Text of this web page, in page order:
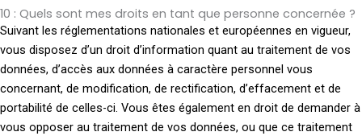
10 : Quels sont mes droits en tant que personne concernée ?
Suivant les réglementations nationales et européennes en vigueur,
vous disposez d’un droit d’information quant au traitement de vos
données, d’accès aux données à caractère personnel vous
concernant, de modification, de rectification, d’effacement et de
portabilité de celles-ci. Vous êtes également en droit de demander à
vous opposer au traitement de vos données, ou que ce traitement